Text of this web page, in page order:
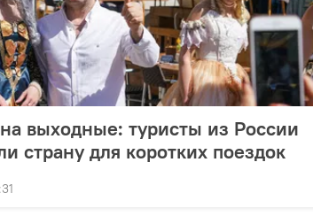
выходные: туристы из России
страну для коротких поездок